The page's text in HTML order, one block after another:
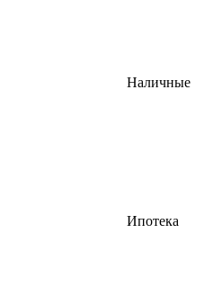
Наличные
Ипотека